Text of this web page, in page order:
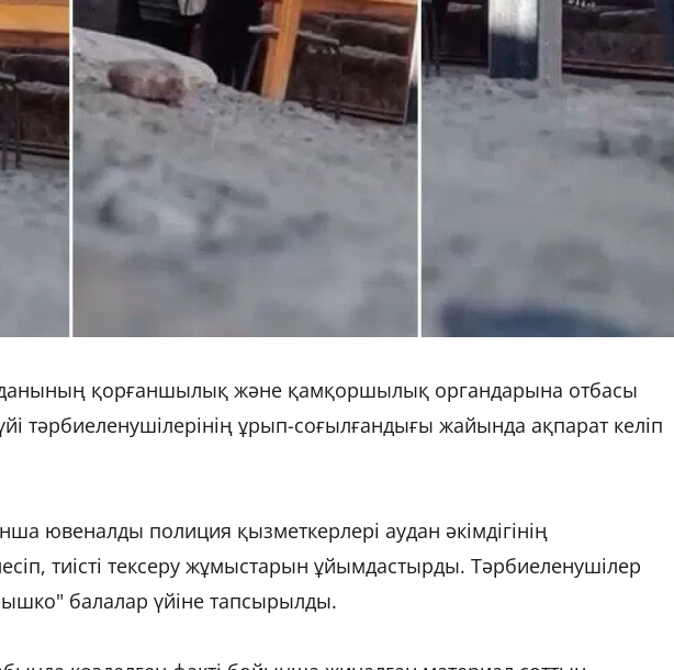
қорғаншылық және қамқоршылық органдарына отбасы
үйі тәрбиеленушілерінің ұрып-соғылғандығы жайында ақпарат келіп
ювеналды полиция қызметкерлері аудан әкімдігінің
тиісті тексеру жұмыстарын ұйымдастырды. Тәрбиеленушілер
балалар үйіне тапсырылды.